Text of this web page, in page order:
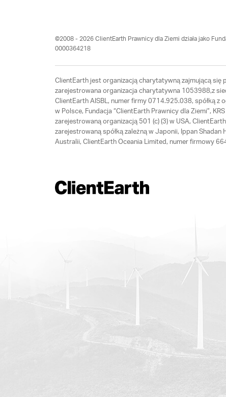
©2008 - 2026 ClientEarth Prawnicy dla Ziemi działa jako
0000364218
ClientEarth jest organizacją charytatywną zajmującą
zarejestrowana organizacja charytatywna 1053988,z
ClientEarth AISBL, numer firmy 0714.925.038, spółką
w Polsce, Fundacja “ClientEarth Prawnicy dla Ziemi”,
zarejestrowaną organizacją 501 (c) (3) w USA,
zarejestrowaną spółką zależną w Japonii, Ippan
Australii, ClientEarth Oceania Limited, numer firmowy